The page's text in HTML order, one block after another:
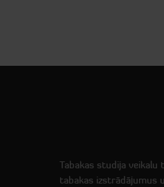
Tabakas studija veikalu
tabakas izstrādājumus